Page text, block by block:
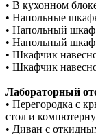
• В кухонном
• Напольные
• Напольный шкаф
• Напольный шкаф
• Шкафчик
• Шкафчик
Лабораторный
• Перегородка с
стол и
• Диван с